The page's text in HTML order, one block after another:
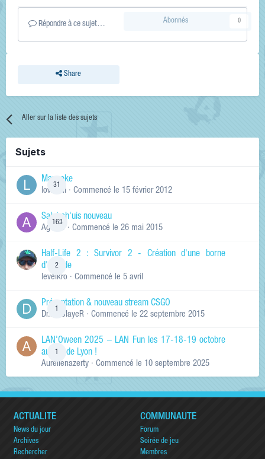
Répondre à ce sujet…
Share
Abonnés 0
Aller sur la liste des sujets
Sujets
31
Manneke
lowskill · Commencé le 15 février 2012
163
Salut ch'uis nouveau
Ag0Nie · Commencé le 26 mai 2015
2
Half-Life 2 : Survivor 2 - Création d'une borne
d'arcade
levelkro · Commencé le 5 avril
Présentation & nouveau stream CSGO
Dr.KinSlayeR · Commencé le 22 septembre 2015
LAN'Oween 2025 – LAN Fun les 17-18-19 octobre
au sud de Lyon !
Aurelienazerty · Commencé le 10 septembre 2025
ACTUALITÉ
News du jour
Archives
Rechercher
COMMUNAUTÉ
Forum
Soirée de jeu
Membres